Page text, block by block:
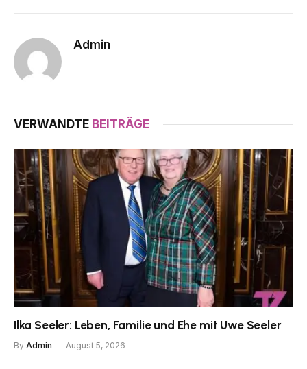
Admin
VERWANDTE BEITRÄGE
Ilka Seeler: Leben, Familie und Ehe mit Uwe Seeler
By Admin August 5, 2026